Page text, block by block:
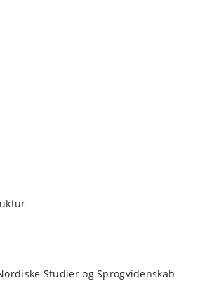
ved … Helle Kannik Haastrup
ved … Lisbeth Klastrup
Studier og Sprogvidenskab